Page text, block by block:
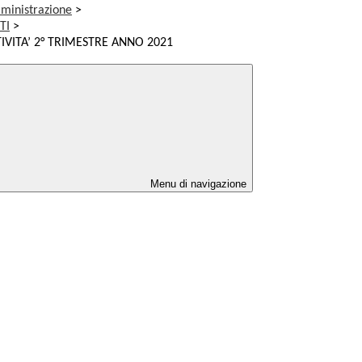
>
>
2° TRIMESTRE ANNO 2021
Menu di navigazione